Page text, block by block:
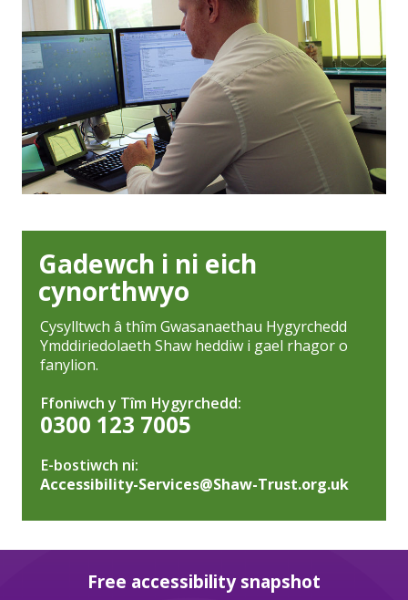
Gadewch i ni eich
cynorthwyo
Cysylltwch â thîm Gwasanaethau Hygyrchedd
Ymddiriedolaeth Shaw heddiw i gael rhagor o
fanylion.
Ffoniwch y Tîm Hygyrchedd:
0300 123 7005
E-bostiwch ni:
Accessibility-Services@Shaw-Trust.org.uk
Free accessibility snapshot